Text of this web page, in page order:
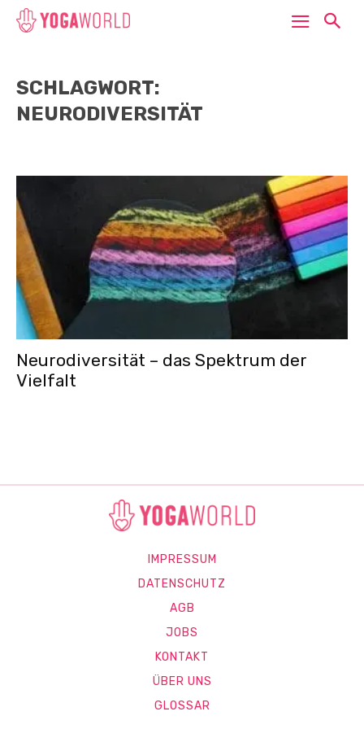
SCHLAGWORT:
NEURODIVERSITÄT
Neurodiversität – das Spektrum der
Vielfalt
IMPRESSUM
DATENSCHUTZ
AGB
JOBS
KONTAKT
ÜBER UNS
GLOSSAR